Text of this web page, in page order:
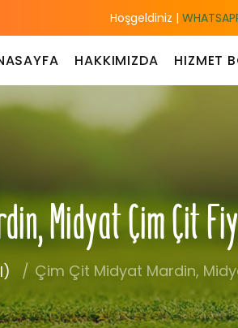
Hoşgeldiniz |
HAKKIMIZDA HIZMET
Midyat Çim Çit
Çim Çit Midyat Mardin,